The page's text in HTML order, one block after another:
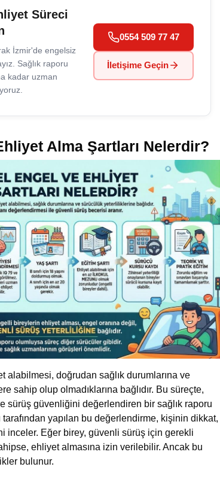
Süreci
İzmir'de engelsiz
Sağlık raporu
kadar uzman
0554 509 77 47
İletişime Geçin
Alma Şartları Nelerdir?
doğrudan sağlık durumlarına ve
sahip olup olmadıklarına bağlıdır. Bu süreçte,
sürüş güvenliğini değerlendiren bir sağlık raporu
yapılan bu değerlendirme, kişinin dikkat,
inceler. Eğer birey, güvenli sürüş için gerekli
ehliyet almasına izin verilebilir. Ancak bu
bulunur.